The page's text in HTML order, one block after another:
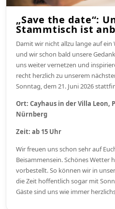
„Save the date“:
Stammtisch ist
Damit wir nicht allzu lange auf
und wir schon bald unsere
uns weiter vernetzen und
recht herzlich zu unserem
Sonntag, dem 21. Juni 2026
Ort: Cayhaus in der Villa Leon,
Nürnberg
Zeit: ab 15 Uhr
Wir freuen uns schon sehr auf
Beisammensein. Schönes Wetter
vorbestellt. So können wir in
die Zeit hoffentlich sogar mit
Gäste sind uns wie immer